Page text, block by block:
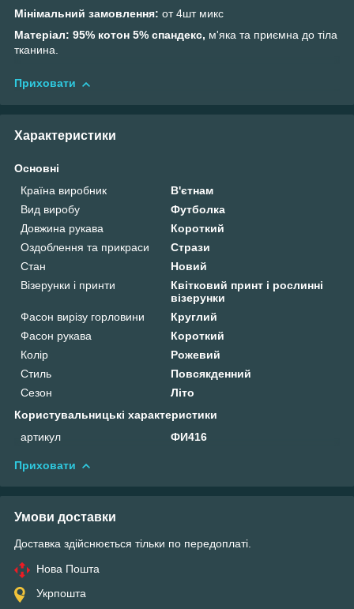
Мінімальний замовлення: от 4шт микс
Матеріал: 95% котон 5% спандекс, м'яка та приємна до тіла
тканина.
Приховати
Характеристики
Основні
Країна виробник
В'єтнам
Вид виробу
Футболка
Довжина рукава
Короткий
Оздоблення та прикраси
Стрази
Стан
Новий
Візерунки і принти
Квітковий принт і рослинні
візерунки
Фасон вирізу горловини
Круглий
Фасон рукава
Короткий
Колір
Рожевий
Стиль
Повсякденний
Сезон
Літо
Користувальницькі характеристики
артикул
ФИ416
Приховати
Умови доставки
Доставка здійснюється тільки по передоплаті.
Нова Пошта
Укрпошта